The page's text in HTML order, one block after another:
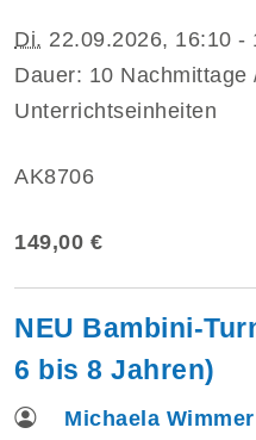
Di. 22.09.2026, 16:10 -
Dauer: 10 Nachmittage
Unterrichtseinheiten
AK8706
149,00 €
NEU Bambini-
6 bis 8 Jahren)
Michaela Wimmer